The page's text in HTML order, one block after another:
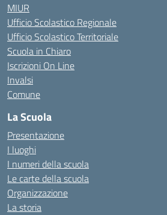
MIUR
Ufficio Scolastico Regionale
Ufficio Scolastico Territoriale
Scuola in Chiaro
Iscrizioni On Line
Invalsi
Comune
La Scuola
Presentazione
I luoghi
I numeri della scuola
Le carte della scuola
Organizzazione
La storia